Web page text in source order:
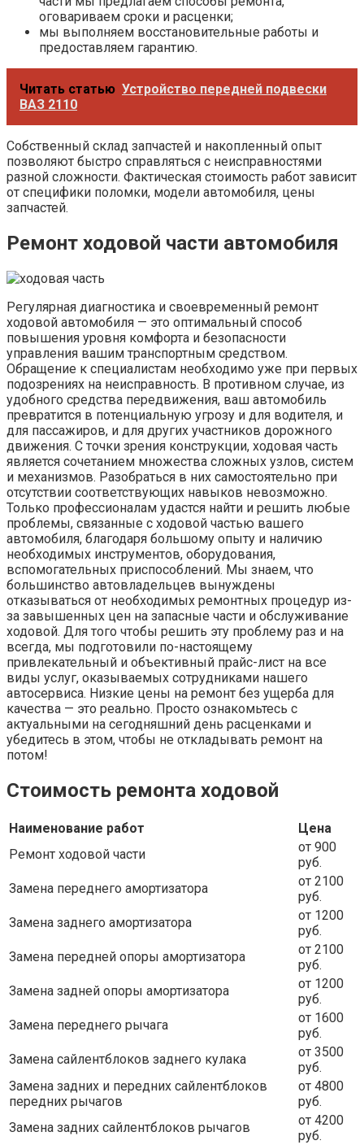
оговариваем сроки и расценки;
мы выполняем восстановительные работы и
предоставляем гарантию.
Читать статью Устройство передней подвески
ВАЗ 2110
Собственный склад запчастей и накопленный опыт
позволяют быстро справляться с неисправностями
разной сложности. Фактическая стоимость работ зависит
от специфики поломки, модели автомобиля, цены
запчастей.
Ремонт ходовой части автомобиля
Регулярная диагностика и своевременный ремонт
ходовой автомобиля — это оптимальный способ
повышения уровня комфорта и безопасности
управления вашим транспортным средством.
Обращение к специалистам необходимо уже при первых
подозрениях на неисправность. В противном случае, из
удобного средства передвижения, ваш автомобиль
превратится в потенциальную угрозу и для водителя, и
для пассажиров, и для других участников дорожного
движения. С точки зрения конструкции, ходовая часть
является сочетанием множества сложных узлов, систем
и механизмов. Разобраться в них самостоятельно при
отсутствии соответствующих навыков невозможно.
Только профессионалам удастся найти и решить любые
проблемы, связанные с ходовой частью вашего
автомобиля, благодаря большому опыту и наличию
необходимых инструментов, оборудования,
вспомогательных приспособлений. Мы знаем, что
большинство автовладельцев вынуждены
отказываться от необходимых ремонтных процедур из-
за завышенных цен на запасные части и обслуживание
ходовой. Для того чтобы решить эту проблему раз и на
всегда, мы подготовили по-настоящему
привлекательный и объективный прайс-лист на все
виды услуг, оказываемых сотрудниками нашего
автосервиса. Низкие цены на ремонт без ущерба для
качества — это реально. Просто ознакомьтесь с
актуальными на сегодняшний день расценками и
убедитесь в этом, чтобы не откладывать ремонт на
потом!
Стоимость ремонта ходовой
Наименование работ
Цена
Ремонт ходовой части
от 900
руб.
Замена переднего амортизатора
от 2100
руб.
Замена заднего амортизатора
от 1200
руб.
Замена передней опоры амортизатора
от 2100
руб.
Замена задней опоры амортизатора
от 1200
руб.
Замена переднего рычага
от 1600
руб.
Замена сайлентблоков заднего кулака
от 3500
руб.
Замена задних и передних сайлентблоков
передних рычагов
от 4800
руб.
Замена задних сайлентблоков рычагов
от 4200
руб.